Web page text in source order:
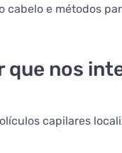
e métodos
que nos
capilares